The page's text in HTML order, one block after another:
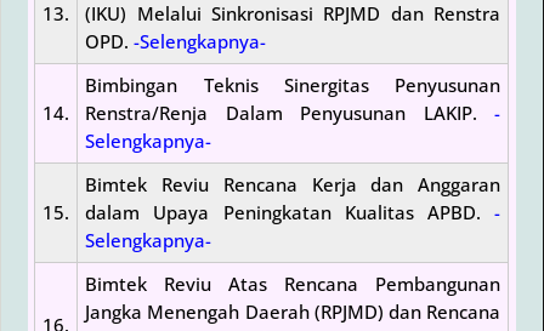
13.
(IKU) Melalui Sinkronisasi RPJMD dan Renstra
OPD.-Selengkapnya-
14.
Bimbingan Teknis Sinergitas Penyusunan
Renstra/Renja Dalam Penyusunan LAKIP.-
Selengkapnya-
15.
Bimtek Reviu Rencana Kerja dan Anggaran
dalam Upaya Peningkatan Kualitas APBD.-
Selengkapnya-
16.
Bimtek Reviu Atas Rencana Pembangunan
Jangka Menengah Daerah (RPJMD) dan Rencana